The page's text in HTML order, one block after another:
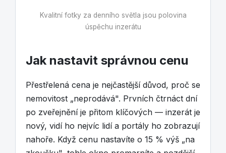
Kvalitní fotky za denního světla jsou polovina
úspěchu inzerátu
Jak nastavit správnou cenu
Přestřelená cena je nejčastější důvod, proč se
nemovitost „neprodává". Prvních čtrnáct dní
po zveřejnění je přitom klíčových — inzerát je
nový, vidí ho nejvíc lidí a portály ho zobrazují
nahoře. Když cenu nastavíte o 15 % výš „na